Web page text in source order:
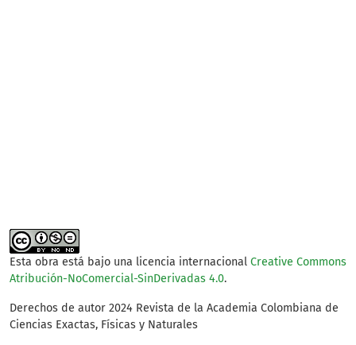
Esta obra está bajo una licencia internacional Creative Commons
Atribución-NoComercial-SinDerivadas 4.0.
Derechos de autor 2024 Revista de la Academia Colombiana de
Ciencias Exactas, Físicas y Naturales